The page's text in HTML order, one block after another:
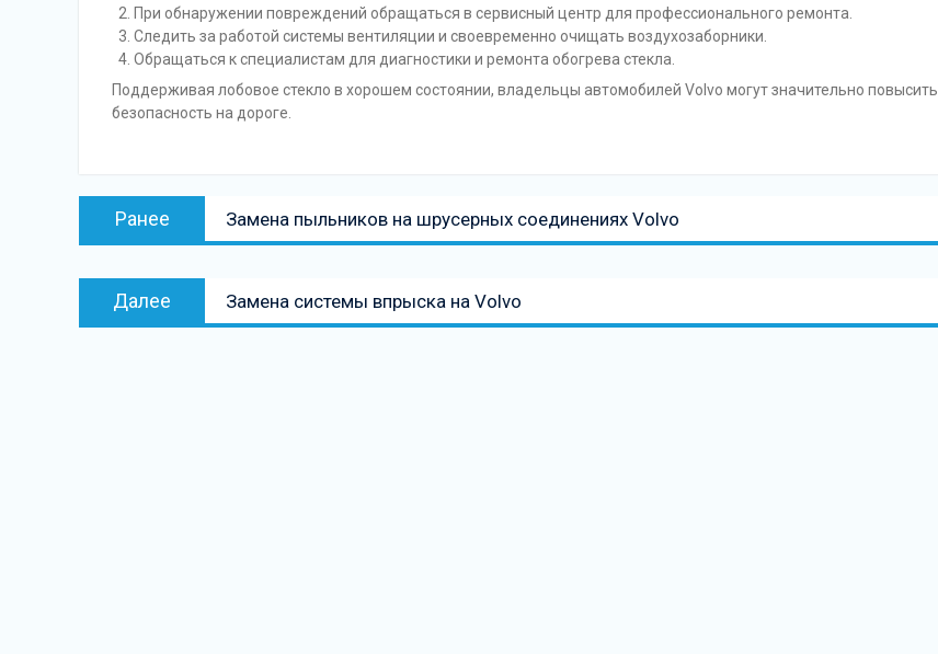
При обнаружении повреждений обращаться в сервисный центр для профессионального ремонта.
Следить за работой системы вентиляции и своевременно очищать воздухозаборники.
Обращаться к специалистам для диагностики и ремонта обогрева стекла.
Поддерживая лобовое стекло в хорошем состоянии, владельцы автомобилей Volvo могут значительно повысить
безопасность на дороге.
Навигация
Ранее
Предыдущая
запись:
Замена пыльников на шрусерных соединениях Volvo
Далее
Следующая
запись
Замена системы впрыска на Volvo